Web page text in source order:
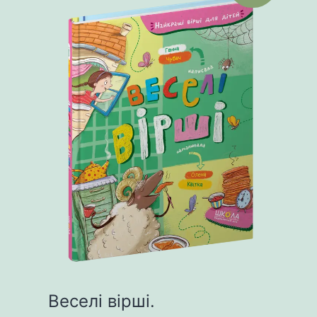
Веселі вірші.